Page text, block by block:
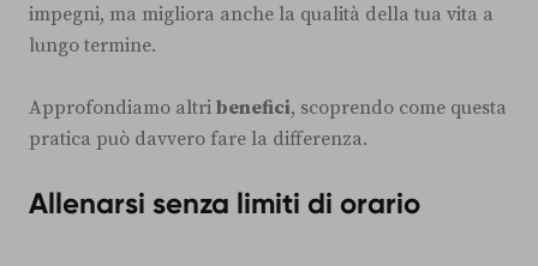
impegni, ma migliora anche la qualità della tua vita a
lungo termine.
Approfondiamo altri benefici, scoprendo come questa
pratica può davvero fare la differenza.
Allenarsi senza limiti di orario